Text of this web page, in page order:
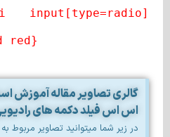
red}
گالری تصاویر مقاله آموزش
اس اس فیلد دکمه‌ های
در زیر شما میتوانید تصاویر مربوط